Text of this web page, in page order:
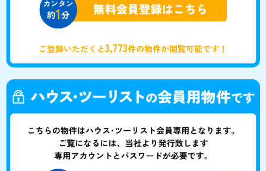
ご登録いただくと3,773件の物件が閲覧可能です！